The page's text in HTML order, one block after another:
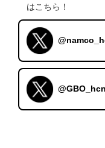
はこちら！